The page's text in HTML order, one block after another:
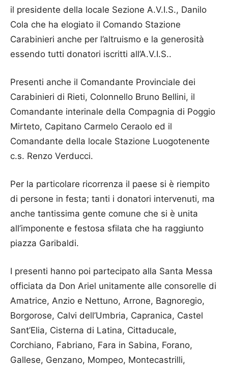
il presidente della locale Sezione A.V.I.S., Danilo
Cola che ha elogiato il Comando Stazione
Carabinieri anche per l’altruismo e la generosità
essendo tutti donatori iscritti all’A.V.I.S..
Presenti anche il Comandante Provinciale dei
Carabinieri di Rieti, Colonnello Bruno Bellini, il
Comandante interinale della Compagnia di Poggio
Mirteto, Capitano Carmelo Ceraolo ed il
Comandante della locale Stazione Luogotenente
c.s. Renzo Verducci.
Per la particolare ricorrenza il paese si è riempito
di persone in festa; tanti i donatori intervenuti, ma
anche tantissima gente comune che si è unita
all’imponente e festosa sfilata che ha raggiunto
piazza Garibaldi.
I presenti hanno poi partecipato alla Santa Messa
officiata da Don Ariel unitamente alle consorelle di
Amatrice, Anzio e Nettuno, Arrone, Bagnoregio,
Borgorose, Calvi dell’Umbria, Capranica, Castel
Sant’Elia, Cisterna di Latina, Cittaducale,
Corchiano, Fabriano, Fara in Sabina, Forano,
Gallese, Genzano, Mompeo, Montecastrilli,